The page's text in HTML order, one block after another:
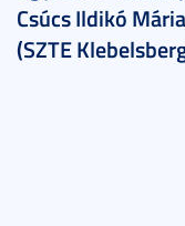
Csúcs Ildikó
(SZTE